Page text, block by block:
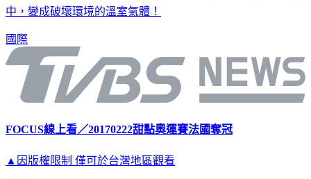
中，變成破壞環境的溫室氣體！
國際
FOCUS線上看／20170222甜點奧運賽法國奪冠
▲因版權限制 僅可於台灣地區觀看